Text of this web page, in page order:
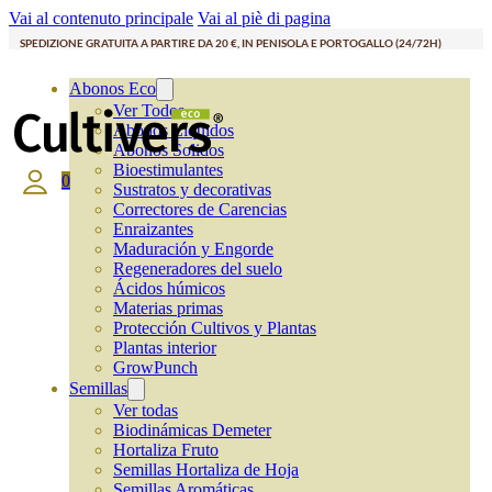
Vai al contenuto principale Vai al piè di pagina
SPEDIZIONE GRATUITA A PARTIRE DA 20 €, IN PENISOLA E PORTOGALLO (24/72H)
Abonos Eco
Ver Todos
Abonos Líquidos
Abonos Solidos
Bioestimulantes
Sustratos y decorativas
Correctores de Carencias
Enraizantes
Maduración y Engorde
Regeneradores del suelo
Ácidos húmicos
Materias primas
Protección Cultivos y Plantas
Plantas interior
GrowPunch
Semillas
Ver todas
Biodinámicas Demeter
Hortaliza Fruto
Semillas Hortaliza de Hoja
0